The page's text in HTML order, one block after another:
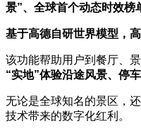
景”、全球首个动态时效榜
基于高德自研世界模型，
该功能帮助用户到餐厅、
“实地”体验沿途风景、停
无论是全球知名的景区，
技术带来的数字化红利。